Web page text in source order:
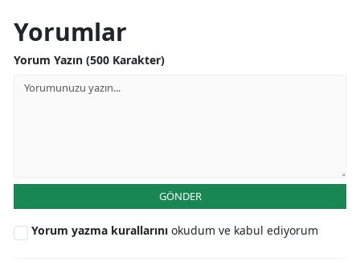
Yorumlar
Yorum Yazın (500 Karakter)
GÖNDER
Yorum yazma kurallarını okudum ve kabul ediyorum